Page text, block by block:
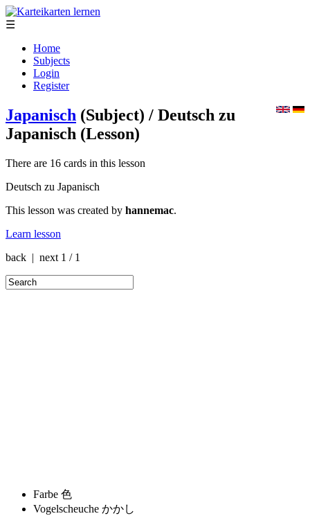
☰
Home
Subjects
Login
Register
Japanisch (Subject) / Deutsch zu
Japanisch (Lesson)
There are 16 cards in this lesson
Deutsch zu Japanisch
This lesson was created by hannemac.
Learn lesson
back | next 1 / 1
Farbe 色
Vogelscheuche かかし